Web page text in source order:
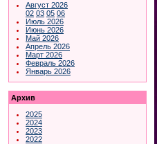
Август 2026
02 03 05 06
Июль 2026
Июнь 2026
Май 2026
Апрель 2026
Март 2026
Февраль 2026
Январь 2026
Архив
2025
2024
2023
2022